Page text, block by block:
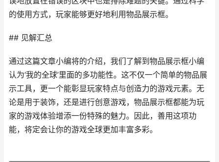
的使用方式，玩家能够更好地利用物品展示框。
## 见解汇总
通过这篇文章小编将的介绍，我们了解到物品展示框小编
认为‘我的全球’里面的多功能性。这不仅一个简单的物品展
示工具，更一个能彰显玩家特点与创造力的游戏元素。无
论是用于装饰，还是进行创意游戏，物品展示框都能为玩
家的游戏体验增添一份特殊的魅力。因此，善用这项功
能，将定会让你的游戏全球更加丰富多彩。